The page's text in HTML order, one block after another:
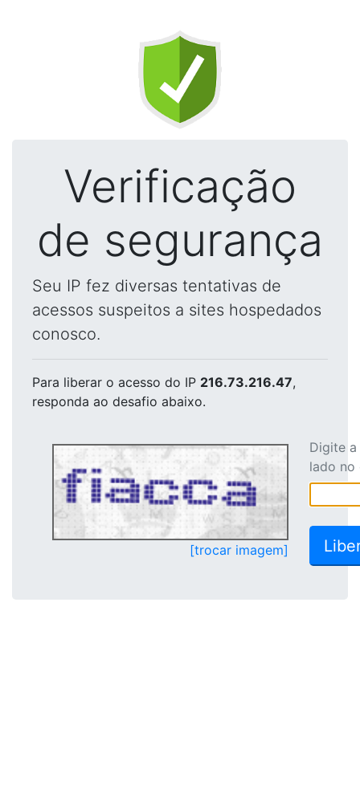
Verificação
de segurança
Seu IP fez diversas tentativas de
acessos suspeitos a sites hospedados
conosco.
Para liberar o acesso do IP 216.73.216.47,
responda ao desafio abaixo.
[trocar imagem]
Digite
lado no